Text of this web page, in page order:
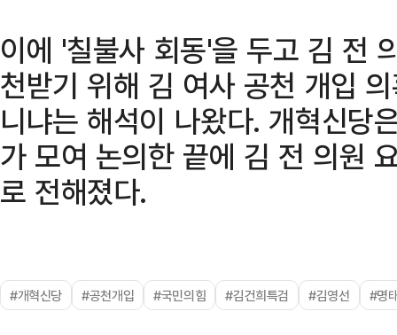
이에 '칠불사 회동'을 두고 김 전
천받기 위해 김 여사 공천 개입
니냐는 해석이 나왔다. 개혁신당
가 모여 논의한 끝에 김 전 의원
로 전해졌다.
#개혁신당 #공천개입 #국민의힘 #김건희특검 #김영선 #명